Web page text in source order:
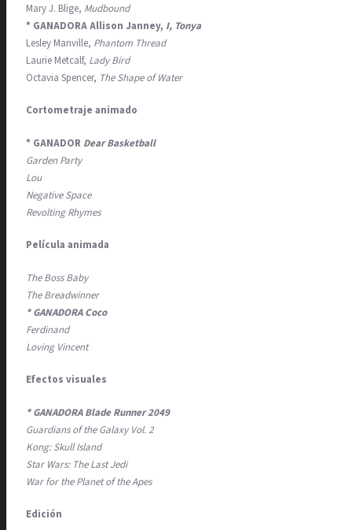
Mary J. Blige, Mudbound
* GANADORA Allison Janney, I, Tonya
Lesley Manville, Phantom Thread
Laurie Metcalf, Lady Bird
Octavia Spencer, The Shape of Water
Cortometraje animado
* GANADOR Dear Basketball
Garden Party
Lou
Negative Space
Revolting Rhymes
Película animada
The Boss Baby
The Breadwinner
* GANADORA Coco
Ferdinand
Loving Vincent
Efectos visuales
* GANADORA Blade Runner 2049
Guardians of the Galaxy Vol. 2
Kong: Skull Island
Star Wars: The Last Jedi
War for the Planet of the Apes
Edición